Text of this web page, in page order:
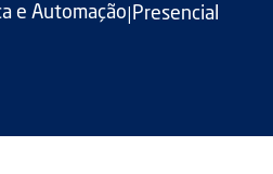
e Automação| Presencial